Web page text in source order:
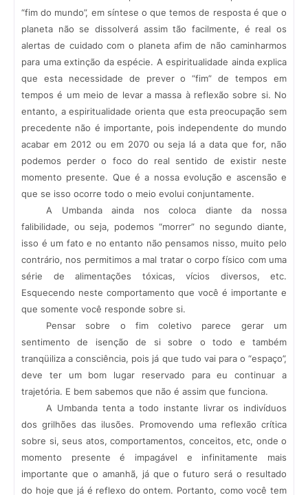
“fim do mundo”, em síntese o que temos de resposta é que o
planeta não se dissolverá assim tão facilmente, é real os
alertas de cuidado com o planeta afim de não caminharmos
para uma extinção da espécie. A espiritualidade ainda explica
que esta necessidade de prever o “fim” de tempos em
tempos é um meio de levar a massa à reflexão sobre si. No
entanto, a espiritualidade orienta que esta preocupação sem
precedente não é importante, pois independente do mundo
acabar em 2012 ou em 2070 ou seja lá a data que for, não
podemos perder o foco do real sentido de existir neste
momento presente. Que é a nossa evolução e ascensão e
que se isso ocorre todo o meio evolui conjuntamente.
A Umbanda ainda nos coloca diante da nossa
falibilidade, ou seja, podemos “morrer” no segundo diante,
isso é um fato e no entanto não pensamos nisso, muito pelo
contrário, nos permitimos a mal tratar o corpo físico com uma
série de alimentações tóxicas, vícios diversos, etc.
Esquecendo neste comportamento que você é importante e
que somente você responde sobre si.
Pensar sobre o fim coletivo parece gerar um
sentimento de isenção de si sobre o todo e também
tranqüiliza a consciência, pois já que tudo vai para o “espaço”,
deve ter um bom lugar reservado para eu continuar a
trajetória. E bem sabemos que não é assim que funciona.
A Umbanda tenta a todo instante livrar os indivíduos
dos grilhões das ilusões. Promovendo uma reflexão crítica
sobre si, seus atos, comportamentos, conceitos, etc, onde o
momento presente é impagável e infinitamente mais
importante que o amanhã, já que o futuro será o resultado
do hoje que já é reflexo do ontem. Portanto, como você tem